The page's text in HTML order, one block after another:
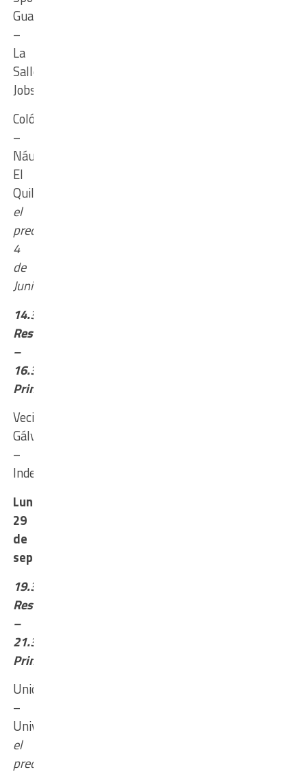
Guadalupe
–
La
Salle
Jobson
Colón
–
Náutico
El
Quillá,
el
predio
4
de
Junio
14.30
Reserva
–
16.30
Primera
Vecinal
Gálvez
–
Independiente
Lunes
29
de
septiembre
19.30
Reserva
–
21.30
Primera
Unión
–
Universidad,
el
predio